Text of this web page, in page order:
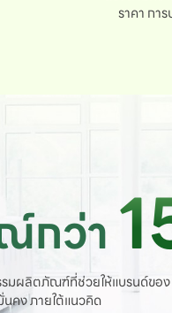
ราคา กา
กว่า
มผลิตภัณฑ์ที่ช่วยให้แบรนด์ของ
นคง ภายใต้แนวคิด